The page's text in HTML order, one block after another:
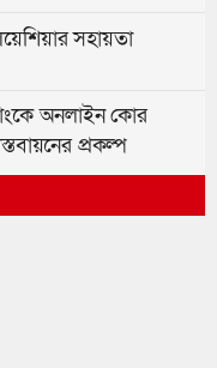
সহায়তা
অনলাইন কোর
প্রকল্প
তালিকা প্রকাশ
আদ্-দ্বীন হাসপাতাল